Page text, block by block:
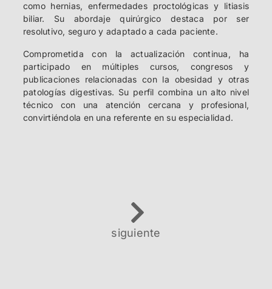
como hernias, enfermedades proctológicas y litiasis
biliar. Su abordaje quirúrgico destaca por ser
resolutivo, seguro y adaptado a cada paciente.
Comprometida con la actualización continua, ha
participado en múltiples cursos, congresos y
publicaciones relacionadas con la obesidad y otras
patologías digestivas. Su perfil combina un alto nivel
técnico con una atención cercana y profesional,
convirtiéndola en una referente en su especialidad.
siguiente